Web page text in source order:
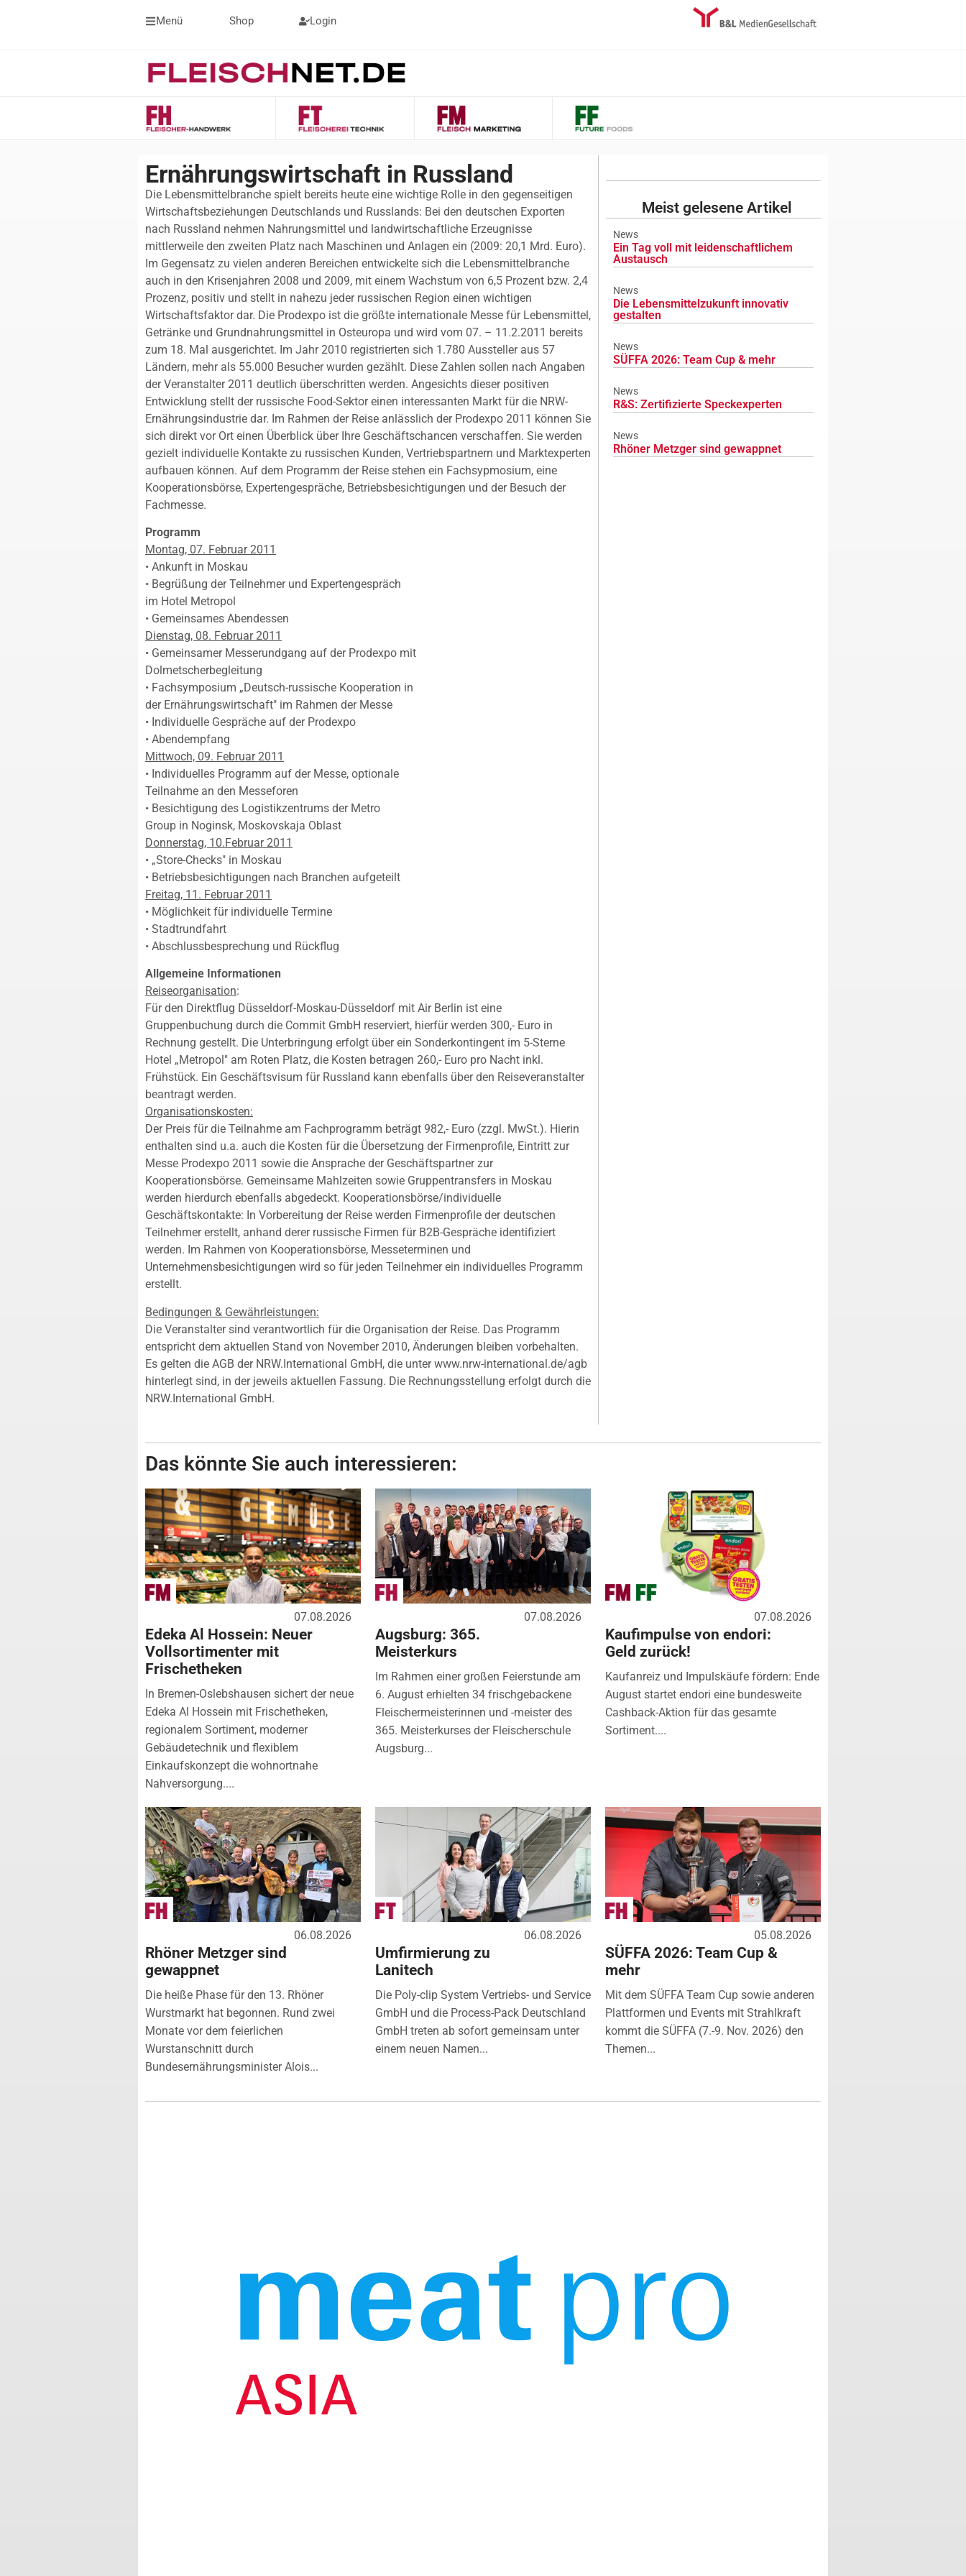
Menü Shop Login
Ernährungswirtschaft in Russland
Die Lebensmittelbranche spielt bereits heute eine wichtige Rolle in den gegenseitigen
Wirtschaftsbeziehungen Deutschlands und Russlands: Bei den deutschen Exporten
nach Russland nehmen Nahrungsmittel und landwirtschaftliche Erzeugnisse
mittlerweile den zweiten Platz nach Maschinen und Anlagen ein (2009: 20,1 Mrd. Euro).
Im Gegensatz zu vielen anderen Bereichen entwickelte sich die Lebensmittelbranche
auch in den Krisenjahren 2008 und 2009, mit einem Wachstum von 6,5 Prozent bzw. 2,4
Prozenz, positiv und stellt in nahezu jeder russischen Region einen wichtigen
Wirtschaftsfaktor dar. Die Prodexpo ist die größte internationale Messe für Lebensmittel,
Getränke und Grundnahrungsmittel in Osteuropa und wird vom 07. – 11.2.2011 bereits
zum 18. Mal ausgerichtet. Im Jahr 2010 registrierten sich 1.780 Aussteller aus 57
Ländern, mehr als 55.000 Besucher wurden gezählt. Diese Zahlen sollen nach Angaben
der Veranstalter 2011 deutlich überschritten werden. Angesichts dieser positiven
Entwicklung stellt der russische Food-Sektor einen interessanten Markt für die NRW-
Ernährungsindustrie dar. Im Rahmen der Reise anlässlich der Prodexpo 2011 können Sie
sich direkt vor Ort einen Überblick über Ihre Geschäftschancen verschaffen. Sie werden
gezielt individuelle Kontakte zu russischen Kunden, Vertriebspartnern und Marktexperten
aufbauen können. Auf dem Programm der Reise stehen ein Fachsypmosium, eine
Kooperationsbörse, Expertengespräche, Betriebsbesichtigungen und der Besuch der
Fachmesse.
Programm
Montag, 07. Februar 2011
• Ankunft in Moskau
• Begrüßung der Teilnehmer und Expertengespräch
im Hotel Metropol
• Gemeinsames Abendessen
Dienstag, 08. Februar 2011
• Gemeinsamer Messerundgang auf der Prodexpo mit
Dolmetscherbegleitung
• Fachsymposium „Deutsch-russische Kooperation in
der Ernährungswirtschaft" im Rahmen der Messe
• Individuelle Gespräche auf der Prodexpo
• Abendempfang
Mittwoch, 09. Februar 2011
• Individuelles Programm auf der Messe, optionale
Teilnahme an den Messeforen
• Besichtigung des Logistikzentrums der Metro
Group in Noginsk, Moskovskaja Oblast
Donnerstag, 10.Februar 2011
• „Store-Checks" in Moskau
• Betriebsbesichtigungen nach Branchen aufgeteilt
Freitag, 11. Februar 2011
• Möglichkeit für individuelle Termine
• Stadtrundfahrt
• Abschlussbesprechung und Rückflug
Allgemeine Informationen
Reiseorganisation:
Für den Direktflug Düsseldorf-Moskau-Düsseldorf mit Air Berlin ist eine
Gruppenbuchung durch die Commit GmbH reserviert, hierfür werden 300,- Euro in
Rechnung gestellt. Die Unterbringung erfolgt über ein Sonderkontingent im 5-Sterne
Hotel „Metropol" am Roten Platz, die Kosten betragen 260,- Euro pro Nacht inkl.
Frühstück. Ein Geschäftsvisum für Russland kann ebenfalls über den Reiseveranstalter
beantragt werden.
Organisationskosten:
Der Preis für die Teilnahme am Fachprogramm beträgt 982,- Euro (zzgl. MwSt.). Hierin
enthalten sind u.a. auch die Kosten für die Übersetzung der Firmenprofile, Eintritt zur
Messe Prodexpo 2011 sowie die Ansprache der Geschäftspartner zur
Kooperationsbörse. Gemeinsame Mahlzeiten sowie Gruppentransfers in Moskau
werden hierdurch ebenfalls abgedeckt. Kooperationsbörse/individuelle
Geschäftskontakte: In Vorbereitung der Reise werden Firmenprofile der deutschen
Teilnehmer erstellt, anhand derer russische Firmen für B2B-Gespräche identifiziert
werden. Im Rahmen von Kooperationsbörse, Messeterminen und
Unternehmensbesichtigungen wird so für jeden Teilnehmer ein individuelles Programm
erstellt.
Bedingungen & Gewährleistungen:
Die Veranstalter sind verantwortlich für die Organisation der Reise. Das Programm
entspricht dem aktuellen Stand von November 2010, Änderungen bleiben vorbehalten.
Es gelten die AGB der NRW.International GmbH, die unter www.nrw-international.de/agb
hinterlegt sind, in der jeweils aktuellen Fassung. Die Rechnungsstellung erfolgt durch die
NRW.International GmbH.
Meist gelesene Artikel
News
Ein Tag voll mit leidenschaftlichem
Austausch
News
Die Lebensmittelzukunft innovativ
gestalten
News
SÜFFA 2026: Team Cup & mehr
News
R&S: Zertifizierte Speckexperten
News
Rhöner Metzger sind gewappnet
Das könnte Sie auch interessieren:
07.08.2026
Edeka Al Hossein: Neuer
Vollsortimenter mit
Frischetheken
In Bremen-Oslebshausen sichert der neue
Edeka Al Hossein mit Frischetheken,
regionalem Sortiment, moderner
Gebäudetechnik und flexiblem
Einkaufskonzept die wohnortnahe
Nahversorgung....
07.08.2026
Augsburg: 365.
Meisterkurs
Im Rahmen einer großen Feierstunde am
6. August erhielten 34 frischgebackene
Fleischermeisterinnen und -meister des
365. Meisterkurses der Fleischerschule
Augsburg...
07.08.2026
Kaufimpulse von endori:
Geld zurück!
Kaufanreiz und Impulskäufe fördern: Ende
August startet endori eine bundesweite
Cashback-Aktion für das gesamte
Sortiment....
06.08.2026
Rhöner Metzger sind
gewappnet
Die heiße Phase für den 13. Rhöner
Wurstmarkt hat begonnen. Rund zwei
Monate vor dem feierlichen
Wurstanschnitt durch
Bundesernährungsminister Alois...
06.08.2026
Umfirmierung zu
Lanitech
Die Poly-clip System Vertriebs- und Service
GmbH und die Process-Pack Deutschland
GmbH treten ab sofort gemeinsam unter
einem neuen Namen...
05.08.2026
SÜFFA 2026: Team Cup &
mehr
Mit dem SÜFFA Team Cup sowie anderen
Plattformen und Events mit Strahlkraft
kommt die SÜFFA (7.-9. Nov. 2026) den
Themen...